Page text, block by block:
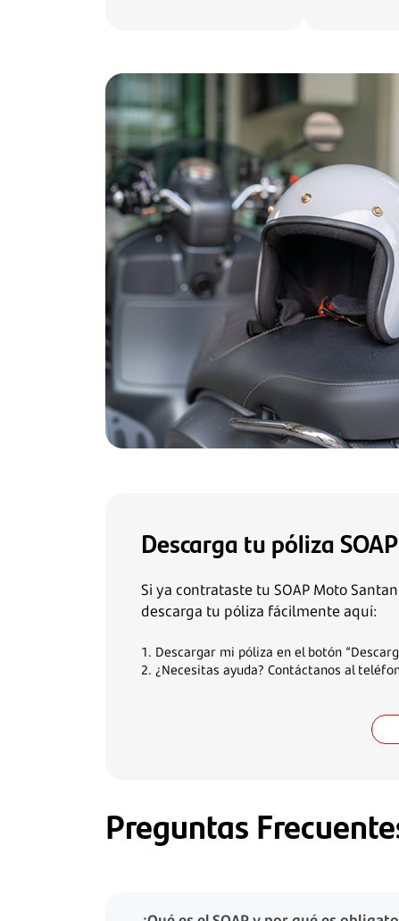
Descarga tu póliza
Si ya contrataste tu SOAP Moto
descarga tu póliza fácilmente aquí:
1. Descargar mi póliza en el botón
2. ¿Necesitas ayuda? Contáctanos al
Preguntas